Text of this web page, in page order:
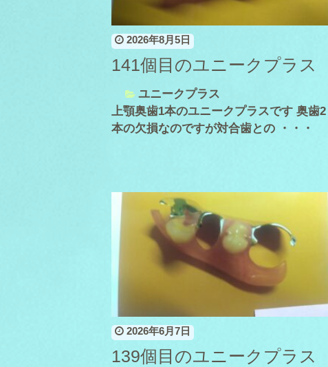
2026年8月5日
141個目のユニークプラス
ユニークプラス
上顎奥歯1本のユニークプラスです 奥歯2
本の欠損なのですが対合歯との ・・・
2026年6月7日
139個目のユニークプラス